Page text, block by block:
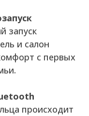
запуск
и салон
с первых
происходит